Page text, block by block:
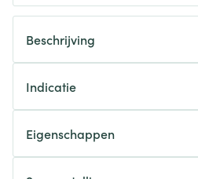
Beschrijving
Indicatie
Eigenschappen